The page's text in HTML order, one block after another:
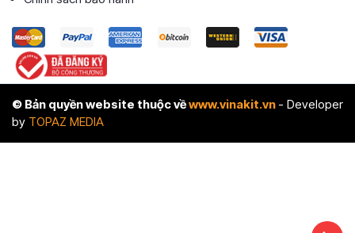
© Bản quyền website thuộc vềwww.vinakit.vn - Developer
by TOPAZ MEDIA